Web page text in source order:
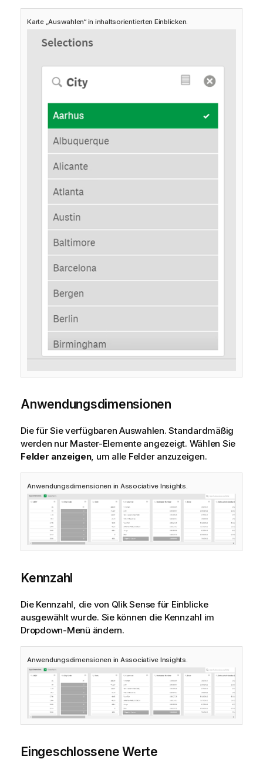
Karte „Auswahlen“ in inhaltsorientierten Einblicken.
Anwendungsdimensionen
Die für Sie verfügbaren Auswahlen. Standardmäßig
werden nur Master-Elemente angezeigt. Wählen Sie
Felder anzeigen, um alle Felder anzuzeigen.
Anwendungsdimensionen in Associative Insights.
Kennzahl
Die Kennzahl, die von Qlik Sense für Einblicke
ausgewählt wurde. Sie können die Kennzahl im
Dropdown-Menü ändern.
Anwendungsdimensionen in Associative Insights.
Eingeschlossene Werte